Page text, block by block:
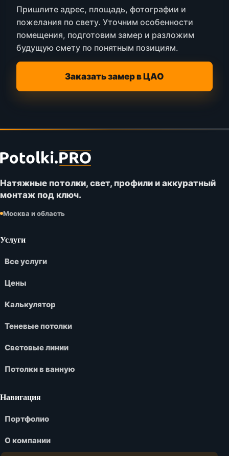
Пришлите адрес, площадь, фотографии и
пожелания по свету. Уточним особенности
помещения, подготовим замер и разложим
будущую смету по понятным позициям.
Заказать замер в ЦАО
Футер
сайта
Potolki.PRO
Натяжные потолки, свет, профили и аккуратный
монтаж под ключ.
Москва и область
Услуги
Все услуги
Цены
Калькулятор
Теневые потолки
Световые линии
Потолки в ванную
Навигация
Портфолио
О компании